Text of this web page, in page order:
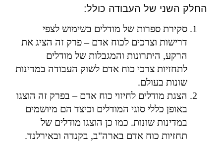
החלק השני של העבודה כולל:
סקירת ספרות של מודלים בשימוש לצפי
דרישות וצרכים לכוח אדם – פרק זה הציג את
הרקע, היתרונות והמגבלות של מודלים
לתחזיות צרכי כוח אדם לשוק העבודה במדינות
שונות בעולם.
הצגת מודלים לחיזוי כוח אדם – בפרק זה הוצגו
באופן כללי סוגי המודלים וכיצד הם מיושמים
במדינות שונות. כמו כן הוצגו מודלים של
תחזיות כוח אדם בארה"ב, בקנדה ובאירלנד.